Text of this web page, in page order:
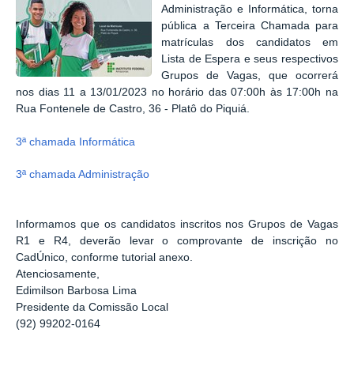
Administração e Informática, torna
pública a Terceira Chamada para
matrículas dos candidatos em
Lista de Espera e seus respectivos
Grupos de Vagas, que ocorrerá
nos dias 11 a 13/01/2023 no horário das 07:00h às 17:00h na
Rua Fontenele de Castro, 36 - Platô do Piquiá.
3ª chamada Informática
3ª chamada Administração
Informamos que os candidatos inscritos nos Grupos de Vagas
R1 e R4, deverão levar o comprovante de inscrição no
CadÚnico, conforme tutorial anexo.
Atenciosamente,
Edimilson Barbosa Lima
Presidente da Comissão Local
(92) 99202-0164